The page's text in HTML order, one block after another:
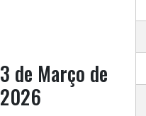
3 de Março de
2026